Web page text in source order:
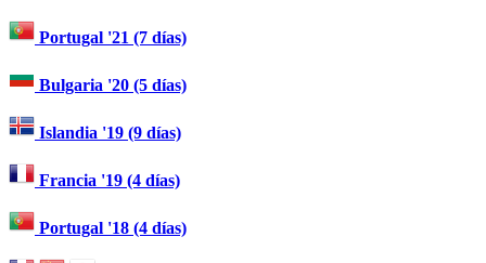
Portugal '21 (7 días)
Bulgaria '20 (5 días)
Islandia '19 (9 días)
Francia '19 (4 días)
Portugal '18 (4 días)